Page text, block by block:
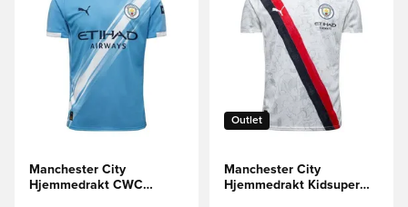
Manchester City
Hjemmedrakt CWC
Outlet
Manchester City
Hjemmedrakt Kidsuper